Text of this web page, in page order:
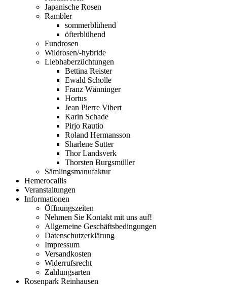
Japanische Rosen
Rambler
sommerblühend
öfterblühend
Fundrosen
Wildrosen/-hybride
Liebhaberzüchtungen
Bettina Reister
Ewald Scholle
Franz Wänninger
Hortus
Jean Pierre Vibert
Karin Schade
Pirjo Rautio
Roland Hermansson
Sharlene Sutter
Thor Landsverk
Thorsten Burgsmüller
Sämlingsmanufaktur
Hemerocallis
Veranstaltungen
Informationen
Öffnungszeiten
Nehmen Sie Kontakt mit uns auf!
Allgemeine Geschäftsbedingungen
Datenschutzerklärung
Impressum
Versandkosten
Widerrufsrecht
Zahlungsarten
Rosenpark Reinhausen